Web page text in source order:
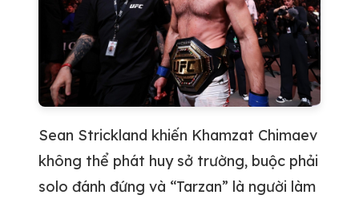
Sean Strickland khiến Khamzat Chimaev
không thể phát huy sở trường, buộc phải
solo đánh đứng và “Tarzan” là người làm